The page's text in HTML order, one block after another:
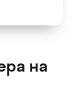
на